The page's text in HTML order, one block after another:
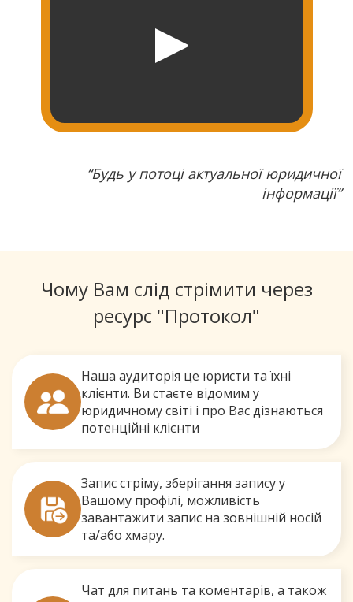
“Будь у потоці актуальної юридичної
інформації”
Чому Вам слід стрімити через
ресурс "Протокол"
Наша аудиторія це юристи та їхні
клієнти. Ви стаєте відомим у
юридичному світі і про Вас дізнаються
потенційні клієнти
Запис стріму, зберігання запису у
Вашому профілі, можливість
завантажити запис на зовнішній носій
та/або хмару.
Чат для питань та коментарів, а також